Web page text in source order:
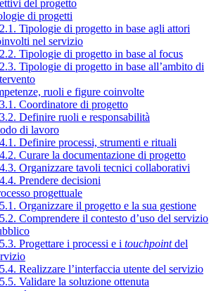
del progetto
di progetti
Tipologie di progetto in base agli attori
nel servizio
Tipologie di progetto in base al focus
Tipologie di progetto in base all’ambito di
ruoli e figure coinvolte
Coordinatore di progetto
Definire ruoli e responsabilità
di lavoro
Definire processi, strumenti e rituali
Curare la documentazione di progetto
Organizzare tavoli tecnici collaborativi
Prendere decisioni
progettuale
Organizzare il progetto e la sua gestione
Comprendere il contesto d’uso del servizio
Progettare i processi e i touchpointdel
Realizzare l’interfaccia utente del servizio
Validare la soluzione ottenuta